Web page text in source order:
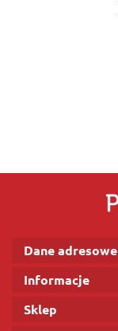
Dane adresowe
Informacje
Sklep